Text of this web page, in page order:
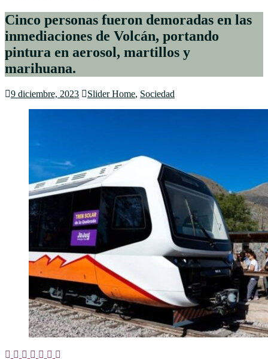
Cinco personas fueron demoradas en las
inmediaciones de Volcán, portando
pintura en aerosol, martillos y
marihuana.
9 diciembre, 2023 Slider Home, Sociedad